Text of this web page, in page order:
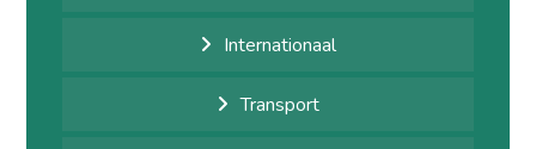
Internationaal
Transport